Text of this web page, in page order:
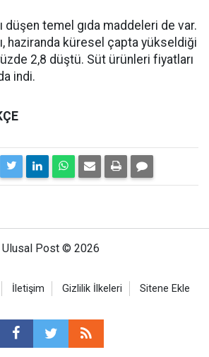
düşen temel gıda maddeleri de var.
haziranda küresel çapta yükseldiği
2,8 düştü. Süt ürünleri fiyatları
indi.
Ulusal Post © 2026
İletişim Gizlilik İlkeleri Sitene Ekle